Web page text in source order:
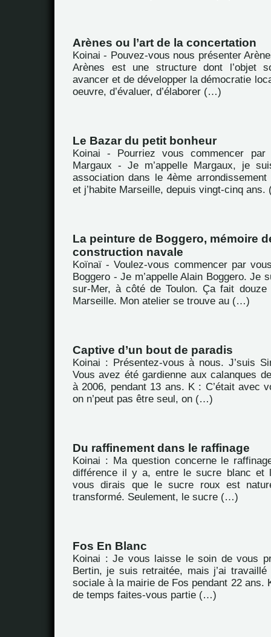
Arènes ou l’art de la concertation
Koinai - Pouvez-vous nous présenter
Arènes est une structure dont l’objet
avancer et de développer la démocratie
oeuvre, d’évaluer, d’élaborer (…)
Le Bazar du petit bonheur
Koinai - Pourriez vous commencer
Margaux - Je m’appelle Margaux, je
association dans le 4ème arrondissement
et j’habite Marseille, depuis vingt-cinq
La peinture de Boggero, mémoire
construction navale
Koïnaï - Voulez-vous commencer par
Boggero - Je m’appelle Alain Boggero. Je
sur-Mer, à côté de Toulon. Ça fait
Marseille. Mon atelier se trouve au (…)
Captive d’un bout de paradis
Koinai : Présentez-vous à nous. J’suis
Vous avez été gardienne aux calanques
à 2006, pendant 13 ans. K : C’était avec
on n’peut pas être seul, on (…)
Du raffinement dans le raffinage
Koinai : Ma question concerne le
différence il y a, entre le sucre blanc et
vous dirais que le sucre roux est
transformé. Seulement, le sucre (…)
Fos En Blanc
Koinai : Je vous laisse le soin de vous
Bertin, je suis retraitée, mais j’ai travaillé
sociale à la mairie de Fos pendant 22 ans.
de temps faites-vous partie (…)